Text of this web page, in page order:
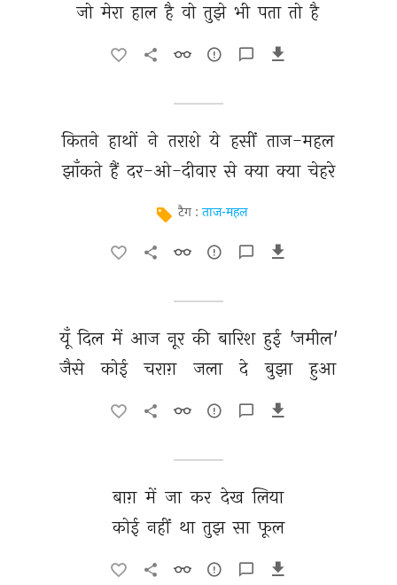
जो मेरा हाल है वो तुझे भी पता तो है
कितने हाथों ने तराशे ये हसीं ताज-महल
झाँकते हैं दर-ओ-दीवार से क्या क्या चेहरे
टैग : ताज-महल
यूँ दिल में आज नूर की बारिश हुई 'जमील'
जैसे
कोई चराग़ जला दे बुझा हुआ
बाग़ में जा कर देख लिया
कोई नहीं था तुझ सा फूल